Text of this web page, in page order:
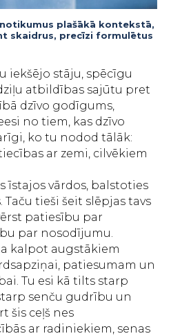
plašākā kontekstā,
skaidrus, precīzi formulētus
iekšējo stāju, spēcīgu
atbildības sajūtu pret
dzīvo godīgums,
no tiem, kas dzīvo
ko tu nodod tālāk:
ar zemi, cilvēkiem
īstajos vārdos, balstoties
Taču tieši šeit slēpjas tavs
patiesību par
par nosodījumu.
kalpot augstākiem
patiesumam un
Tu esi kā tilts starp
senču gudrību un
šis ceļš nes
ar radiniekiem, senas